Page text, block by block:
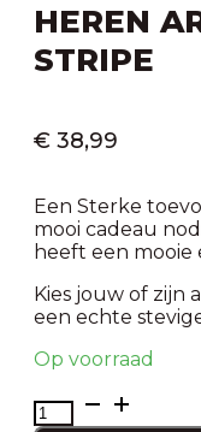
HEREN
STRIPE
€ 38,99
Een Sterke
mooi cadeau
heeft een mooie
Kies jouw of zijn
een echte
Op voorraad
Heren
armband